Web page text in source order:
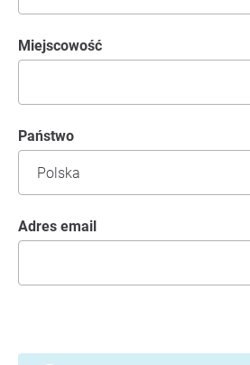
Miejscowość
Państwo
Adres email